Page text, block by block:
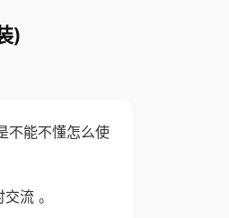
)
不能不懂怎么使
流 。